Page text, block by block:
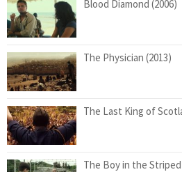
Blood Diamond (2006)
The Physician (2013)
The Last King of
The Boy in the Striped